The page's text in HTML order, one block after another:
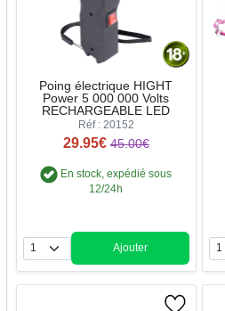
Poing électrique HIGHT
Power 5 000 000 Volts
RECHARGEABLE LED
Réf : 20152
29.95€ 45.00€
En stock, expédié sous
12/24h
Quantité
Ajouter